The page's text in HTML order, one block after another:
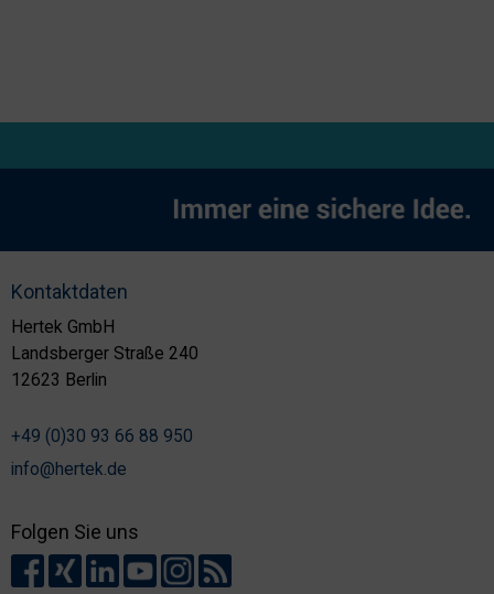
Kontaktdaten
Hertek GmbH
Landsberger Straße 240
12623 Berlin
+49 (0)30 93 66 88 950
info@hertek.de
Folgen Sie uns